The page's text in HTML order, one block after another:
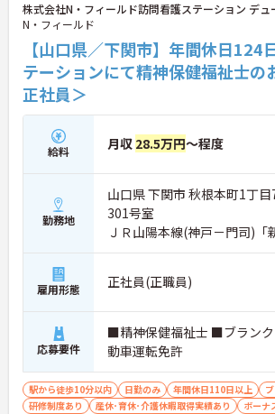
株式会社N・フィールド訪問看護ステーション デュ
N・フィールド
【山口県／下関市】年間休日
テーションにて精神保健福祉士
正社員＞
給料 月収 28.5万円～程度
勤務地
山口県 下関市 秋根本町1丁
301号室
ＪＲ山陽本線(神戸－門司)「
5分
雇用形態 正社員(正職員)
応募要件
■精神保健福祉士 ■ブラン
動車運転免許
駅から徒歩10分以内 日勤のみ 年間休日110日以上
研修制度あり
産休･育休･介護休暇取得実績あり
ボーナ